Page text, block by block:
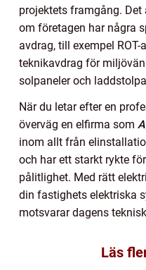
projektets framgång.
om företagen har några
avdrag, till exempel
teknikavdrag för
solpaneler och
När du letar efter en
överväg en elfirma som
inom allt från
och har ett starkt rykte
pålitlighet. Med rätt
din fastighets elektriska
motsvarar dagens
Läs